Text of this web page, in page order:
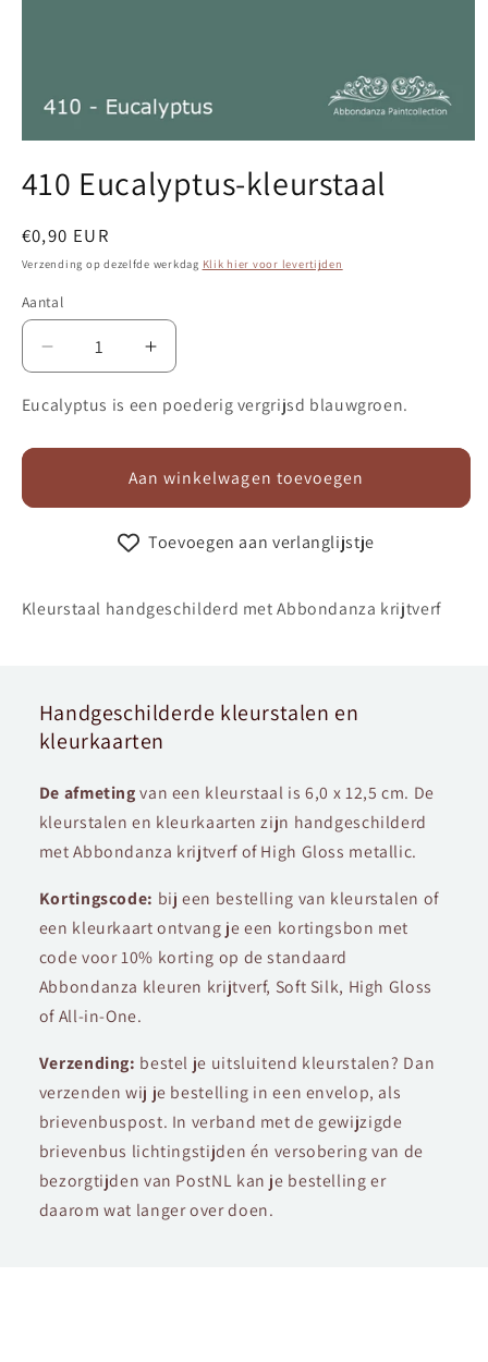
openen
410 Eucalyptus-kleurstaal
Normale
prijs
€0,90 EUR
Verzending op dezelfde werkdag Klik hier voor levertijden
Aantal
Aantal
verlagen
voor
Eucalyptus-
kleurstaal
Aantal
verhogen
voor
Eucalyptus-
kleurstaal
Eucalyptus is een poederig vergrijsd blauwgroen.
Aan winkelwagen toevoegen
Toevoegen aan verlanglijstje
Kleurstaal handgeschilderd met Abbondanza krijtverf
Handgeschilderde kleurstalen en
kleurkaarten
De afmetingvan een kleurstaal is 6,0 x 12,5 cm. De
kleurstalen en kleurkaarten zijn handgeschilderd
met Abbondanza krijtverf of High Gloss metallic.
Kortingscode: bij een bestelling van kleurstalen of
een kleurkaart ontvang je een kortingsbon met
code voor 10% korting op de standaard
Abbondanza kleuren krijtverf, Soft Silk, High Gloss
of All-in-One.
Verzending: bestel je uitsluitend kleurstalen? Dan
verzenden wij je bestelling in een envelop, als
brievenbuspost. In verband met de gewijzigde
brievenbus lichtingstijden én versobering van de
bezorgtijden van PostNL kan je bestelling er
daarom wat langer over doen.